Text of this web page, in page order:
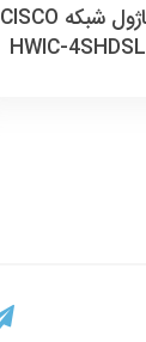
ماژول شبکه CISCO
HWIC-4SHDSL